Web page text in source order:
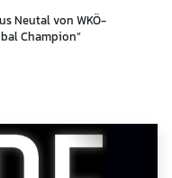
Neutal von WKÖ-
Champion“